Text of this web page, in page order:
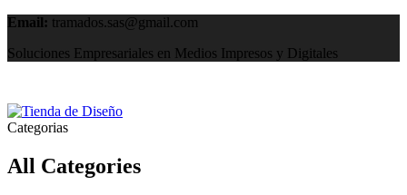
Email: tramados.sas@gmail.com
Soluciones Empresariales en Medios Impresos y Digitales
Categorias
All Categories